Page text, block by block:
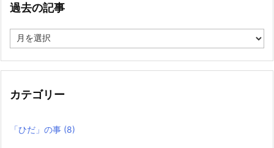
過去の記事
去
記
カテゴリー
「ひだ」の事 (8)